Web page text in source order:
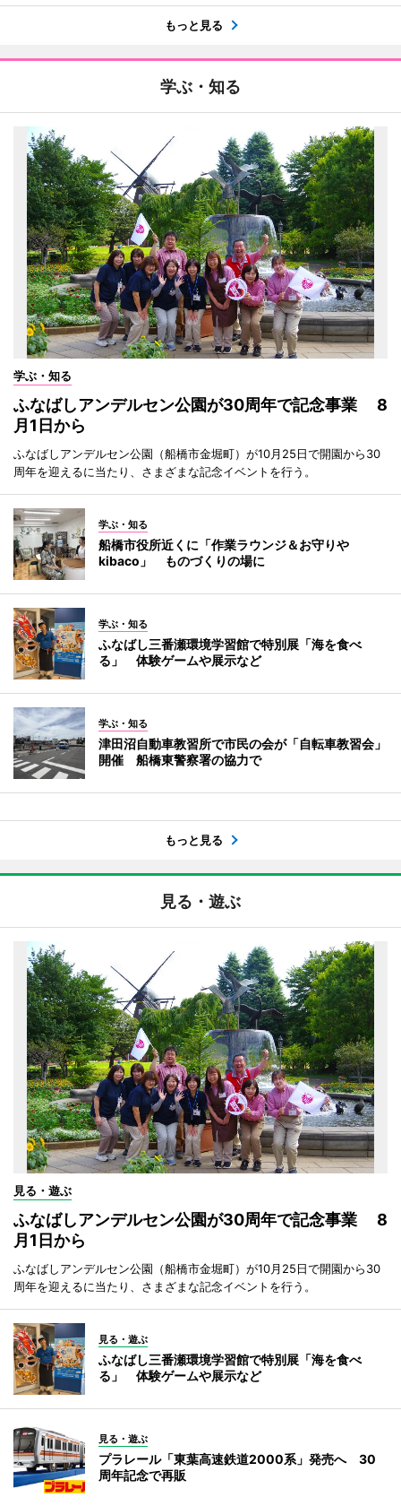
もっと見る
学ぶ・知る
学ぶ・知る
ふなばしアンデルセン公園が30周年で記念事業 8
月1日から
ふなばしアンデルセン公園（船橋市金堀町）が10月25日で開園から30
周年を迎えるに当たり、さまざまな記念イベントを行う。
学ぶ・知る
船橋市役所近くに「作業ラウンジ＆お守りや
kibaco」 ものづくりの場に
学ぶ・知る
ふなばし三番瀬環境学習館で特別展「海を食べ
る」 体験ゲームや展示など
学ぶ・知る
津田沼自動車教習所で市民の会が「自転車教習会」
開催 船橋東警察署の協力で
もっと見る
見る・遊ぶ
見る・遊ぶ
ふなばしアンデルセン公園が30周年で記念事業 8
月1日から
ふなばしアンデルセン公園（船橋市金堀町）が10月25日で開園から30
周年を迎えるに当たり、さまざまな記念イベントを行う。
見る・遊ぶ
ふなばし三番瀬環境学習館で特別展「海を食べ
る」 体験ゲームや展示など
見る・遊ぶ
プラレール「東葉高速鉄道2000系」発売へ 30
周年記念で再販